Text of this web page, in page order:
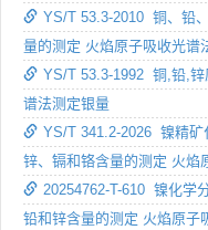
YS/T 53.3-2010 铜、铅
量的测定 火焰原子吸收光谱
YS/T 53.3-1992 铜,铅,锌
谱法测定银量
YS/T 341.2-2026 镍精矿
锌、镉和铬含量的测定 火焰
20254762-T-610 镍化学
铅和锌含量的测定 火焰原子